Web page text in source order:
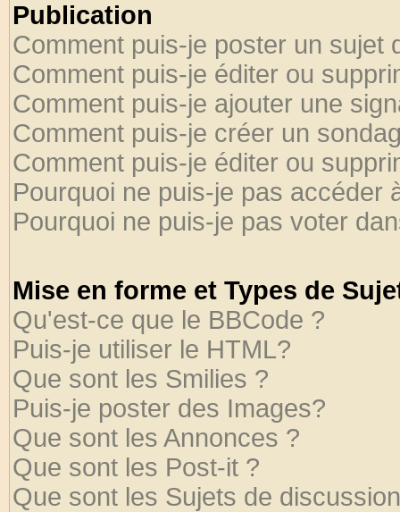
Publication
Comment puis-je poster un sujet
Comment puis-je éditer ou
Comment puis-je ajouter une
Comment puis-je créer un
Comment puis-je éditer ou
Pourquoi ne puis-je pas accéder
Pourquoi ne puis-je pas voter
Mise en forme et Types de
Qu'est-ce que le BBCode ?
Puis-je utiliser le HTML?
Que sont les Smilies ?
Puis-je poster des Images?
Que sont les Annonces ?
Que sont les Post-it ?
Que sont les Sujets de